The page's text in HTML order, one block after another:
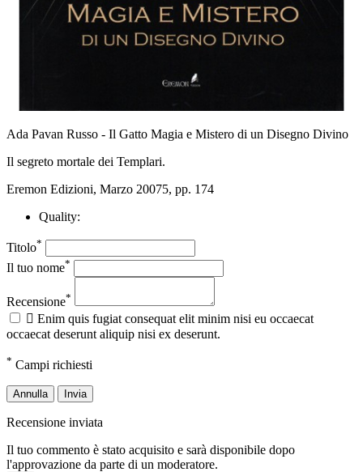
Ada Pavan Russo - Il Gatto Magia e Mistero di un Disegno Divino
Il segreto mortale dei Templari.
Eremon Edizioni, Marzo 20075, pp. 174
Quality:
Titolo*
Il tuo nome*
Recensione*
 Enim quis fugiat consequat elit minim nisi eu occaecat
occaecat deserunt aliquip nisi ex deserunt.
* Campi richiesti
Annulla Invia
Recensione inviata
Il tuo commento è stato acquisito e sarà disponibile dopo
l'approvazione da parte di un moderatore.